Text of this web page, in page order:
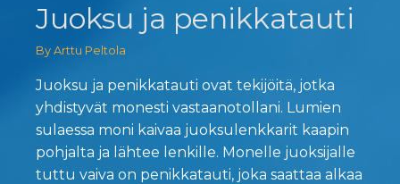
Juoksu ja penikkatauti
By Arttu Peltola
Juoksu ja penikkatauti ovat tekijöitä, jotka
yhdistyvät monesti vastaanotollani. Lumien
sulaessa moni kaivaa juoksulenkkarit kaapin
pohjalta ja lähtee lenkille. Monelle juoksijalle
tuttu vaiva on penikkatauti, joka saattaa alkaa